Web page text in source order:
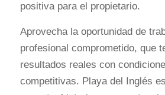
positiva para el propietario.
Aprovecha la oportunidad de
profesional comprometido, que
resultados reales con
competitivas. Playa del Inglés